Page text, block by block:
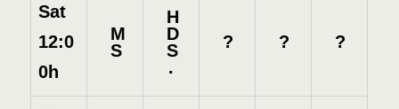
Sat
12:0
0h
M
S
H
D
S
.
? ? ?